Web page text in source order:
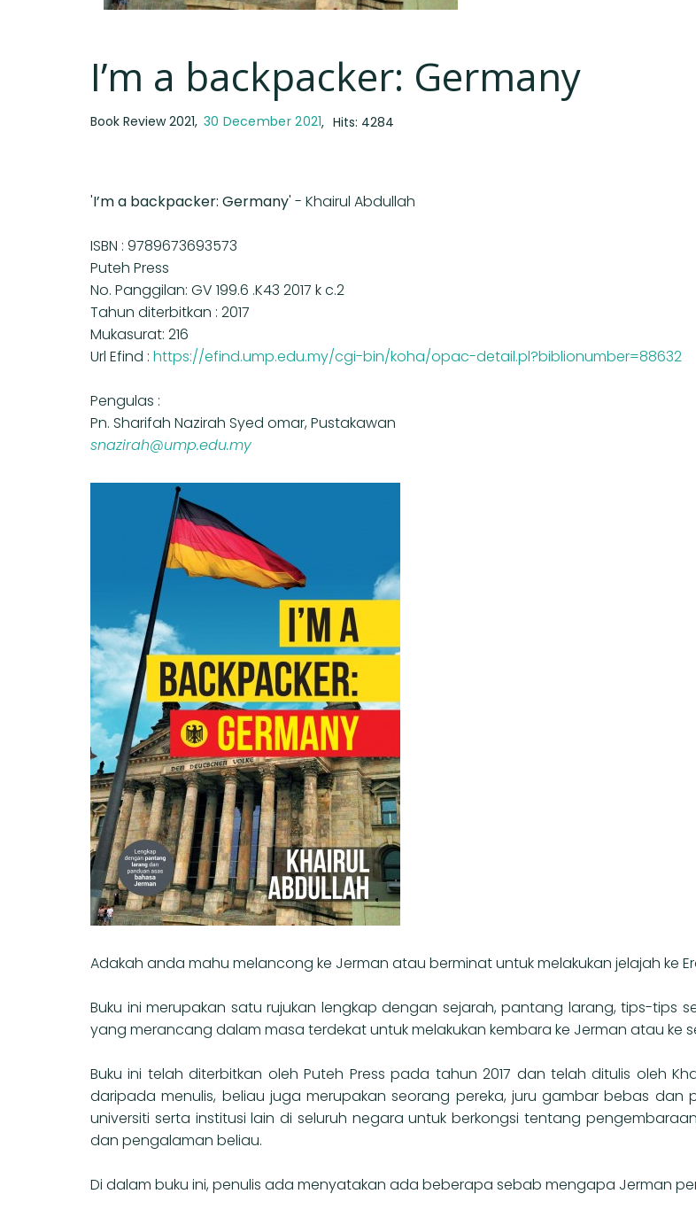
I’m a backpacker: Germany
Book Review 2021 30 December 2021 Hits: 4284
'I’m a backpacker: Germany' - Khairul Abdullah
ISBN : 9789673693573
Puteh Press
No. Panggilan: GV 199.6 .K43 2017 k c.2
Tahun diterbitkan : 2017
Mukasurat: 216
Url Efind : https://efind.ump.edu.my/cgi-bin/koha/opac-detail.pl?biblionumber=88632
Pengulas :
Pn. Sharifah Nazirah Syed omar, Pustakawan
snazirah@ump.edu.my
Adakah anda mahu melancong ke Jerman atau berminat untuk melakukan jelajah ke
Buku ini merupakan satu rujukan lengkap dengan sejarah, pantang larang, tips-
yang merancang dalam masa terdekat untuk melakukan kembara ke Jerman atau ke
Buku ini telah diterbitkan oleh Puteh Press pada tahun 2017 dan telah ditulis oleh
daripada menulis, beliau juga merupakan seorang pereka, juru gambar bebas
universiti serta institusi lain di seluruh negara untuk berkongsi tentang
dan pengalaman beliau.
Di dalam buku ini, penulis ada menyatakan ada beberapa sebab mengapa Jerman